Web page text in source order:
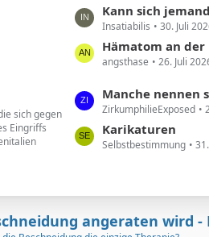
g
e
t
g
L
e
t
z
e
e
g
Kann sich jemand als junges
Insatiabilis 30. Juli
Hämatom an der
angsthase 26. Juli
sich gegen
Eingriffs
L
e
t
z
B
e
Manche nennen sie noch
ZirkumphilieExposed
Karikaturen
Selbstbestimmung
angeraten wird -